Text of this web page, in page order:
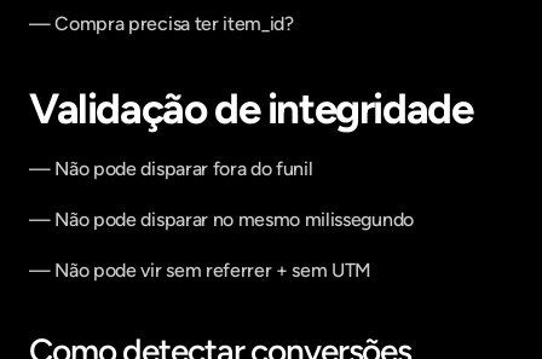
— Compra precisa ter item_id?
Validação de integridade
— Não pode disparar fora do funil
— Não pode disparar no mesmo milissegundo
— Não pode vir sem referrer + sem UTM
Como detectar conversões